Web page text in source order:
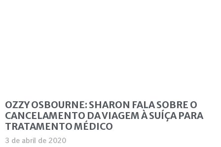
OZZY OSBOURNE: SHARON FALA SOBRE O
CANCELAMENTO DA VIAGEM À SUÍÇA PARA
TRATAMENTO MÉDICO
3 de abril de 2020